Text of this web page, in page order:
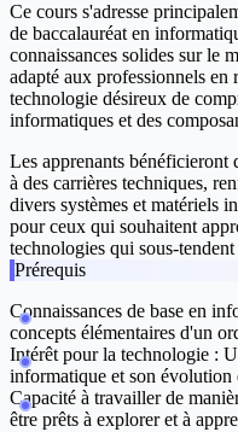
Ce cours s'adresse
de baccalauréat en
connaissances solides sur le
adapté aux professionnels en
technologie désireux de
informatiques et des
Les apprenants bénéficieront
à des carrières techniques,
divers systèmes et matériels
pour ceux qui souhaitent
technologies qui sous-
Prérequis
Connaissances de base en
concepts élémentaires d'un
Intérêt pour la technologie :
informatique et son évolution
Capacité à travailler de
être prêts à explorer et à